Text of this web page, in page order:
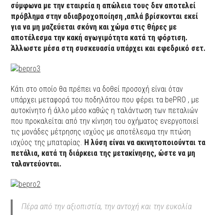
σύμφωνα με την εταιρεία η απώλεια τους δεν αποτελεί
πρόβλημα στην αδιαβροχοποίηση ,απλά βρίσκονται εκεί
για να μη μαζεύεται σκόνη και χώμα στις θήρες με
αποτέλεσμα την κακή αγωγιμότητα κατά τη φόρτιση.
Άλλωστε μέσα στη συσκευασία υπάρχει και εφεδρικό σετ.
Κάτι στο οποίο θα πρέπει να δοθεί προσοχή είναι όταν
υπάρχει μεταφορά του ποδηλάτου που φέρει τα bePRO , με
αυτοκίνητο ή άλλο μέσο καθώς η ταλάντωση των πεταλιών
που προκαλείται από την κίνηση του οχήματος ενεργοποιεί
τις μονάδες μέτρησης ισχύος με αποτέλεσμα την πτώση
ισχύος της μπαταρίας. Η λύση είναι να ακινητοποιούνται τα
πετάλια, κατά τη διάρκεια της μετακίνησης, ώστε να μη
ταλαντεύονται.
Πέρα από την αξιοπιστία, την αντοχή και την ευκολία